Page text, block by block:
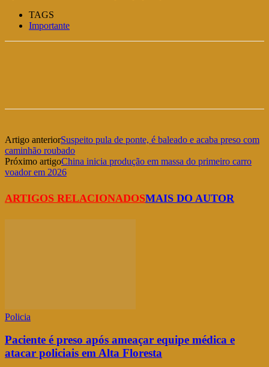
TAGS
Importante
Artigo anteriorSuspeito pula de ponte, é baleado e acaba preso com
caminhão roubado
Próximo artigoChina inicia produção em massa do primeiro carro
voador em 2026
ARTIGOS RELACIONADOSMAIS DO AUTOR
Policia
Paciente é preso após ameaçar equipe médica e
atacar policiais em Alta Floresta